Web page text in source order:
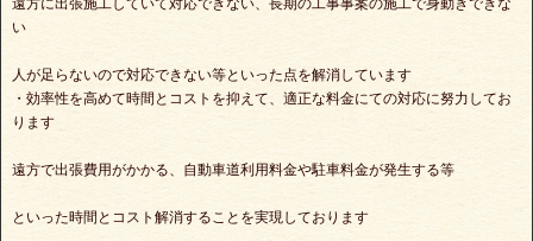
遠方に出張施工していて対応できない、長期の工事事案の施工で身動きできな
い
人が足らないので対応できない等といった点を解消しています
・効率性を高めて時間とコストを抑えて、適正な料金にての対応に努力してお
ります
遠方で出張費用がかかる、自動車道利用料金や駐車料金が発生する等
といった時間とコスト解消することを実現しております